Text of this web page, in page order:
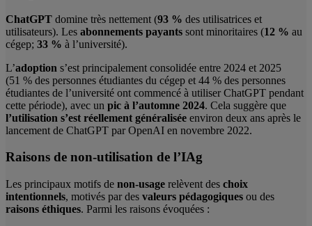
ChatGPT domine très nettement (93 % des utilisatrices et
utilisateurs). Les abonnements payants sont minoritaires (12 % au
cégep; 33 % à l’université).
L’adoption s’est principalement consolidée entre 2024 et 2025
(51 % des personnes étudiantes du cégep et 44 % des personnes
étudiantes de l’université ont commencé à utiliser ChatGPT pendant
cette période), avec un pic à l’automne 2024. Cela suggère que
l’utilisation s’est réellement généralisée environ deux ans après le
lancement de ChatGPT par OpenAI en novembre 2022.
Raisons de non-utilisation de l’IAg
Les principaux motifs de non-usage relèvent des choix
intentionnels, motivés par des valeurs pédagogiques ou des
raisons éthiques. Parmi les raisons évoquées :